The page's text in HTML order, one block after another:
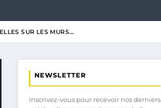
SUR LES MURS…
NEWSLETTER
Inscrivez-vous pour recevoir nos derniers